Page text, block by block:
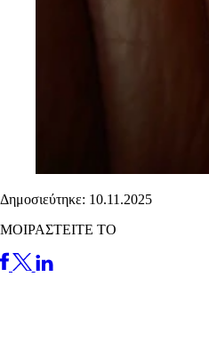
Δημοσιεύτηκε: 10.11.2025
ΜΟΙΡΑΣΤΕΙΤΕ ΤΟ